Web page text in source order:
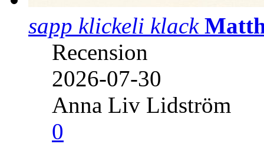
sapp klickeli klack
Recension
2026-07-30
Anna Liv Lidström
0